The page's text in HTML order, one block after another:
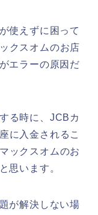
使えずに困って
クスオムのお店
エラーの原因だ
る時に、JCBカ
に入金されるこ
ックスオムのお
思います。
が解決しない場